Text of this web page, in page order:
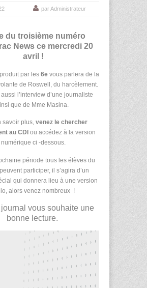
par Administrateur
du troisième numéro
News ce mercredi 20
avril !
par les 6e vous parlera de la
de Roswell, du harcèlement.
l’interview d’une journaliste
que de Mme Masina.
savoir plus, venez le chercher
au CDI ou accédez à la version
numérique ci -dessous.
période tous les élèves du
participer, il s’agira d’un
qui donnera lieu à une version
alors venez nombreux !
journal vous souhaite une
bonne lecture.